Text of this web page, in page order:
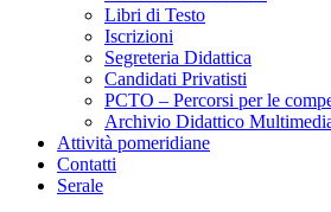
Libri di Testo
Iscrizioni
Segreteria Didattica
Candidati Privatisti
PCTO – Percorsi per le
Archivio Didattico
Attività pomeridiane
Contatti
Serale